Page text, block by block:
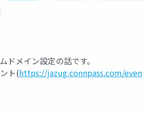
ドメイン設定の話です。
ト(https://jazug.connpass.com/